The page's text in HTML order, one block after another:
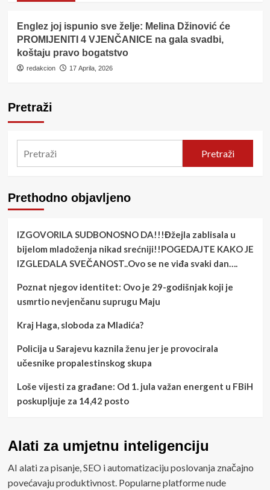
Englez joj ispunio sve želje: Melina Džinović će
PROMIJENITI 4 VJENČANICE na gala svadbi,
koštaju pravo bogatstvo
redakcion 17 Aprila, 2026
Pretraži
Pretraži
Prethodno objavljeno
IZGOVORILA SUDBONOSNO DA!!!Đžejla zablisala u
bijelom mladoženja nikad srećniji!!POGEDAJTE KAKO JE
IZGLEDALA SVEČANOST..Ovo se ne viđa svaki dan….
Poznat njegov identitet: Ovo je 29-godišnjak koji je
usmrtio nevjenčanu suprugu Maju
Kraj Haga, sloboda za Mladića?
Policija u Sarajevu kaznila ženu jer je provocirala
učesnike propalestinskog skupa
Loše vijesti za građane: Od 1. jula važan energent u FBiH
poskupljuje za 14,42 posto
Alati za umjetnu inteligenciju
AI alati za pisanje, SEO i automatizaciju poslovanja značajno
povećavaju produktivnost. Popularne platforme nude